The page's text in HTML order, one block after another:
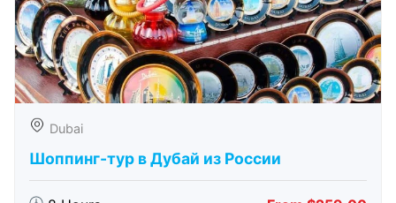
Dubai
Шоппинг-тур в Дубай из России